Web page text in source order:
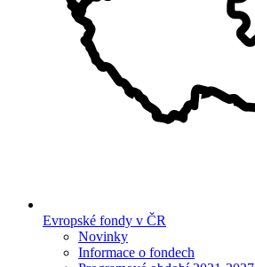
Evropské fondy v ČR
Novinky
Informace o fondech